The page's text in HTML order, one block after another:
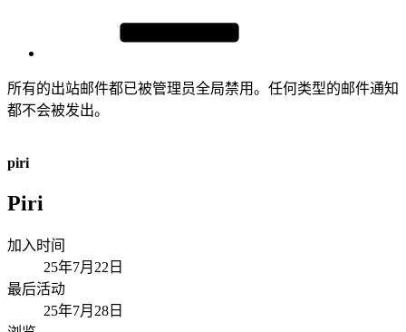
所有的出站邮件都已被管理员全局禁用。任何类型的邮件通知
都不会被发出。
piri
Piri
加入时间
25年7月22日
最后活动
25年7月28日